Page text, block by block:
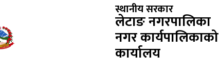
स्थानीय सरकार
लेटाङ नगरपालिका
नगर कार्यपालिकाको